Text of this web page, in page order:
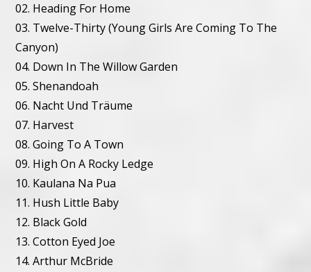
02. Heading For Home
03. Twelve-Thirty (Young Girls Are Coming To The
Canyon)
04. Down In The Willow Garden
05. Shenandoah
06. Nacht Und Träume
07. Harvest
08. Going To A Town
09. High On A Rocky Ledge
10. Kaulana Na Pua
11. Hush Little Baby
12. Black Gold
13. Cotton Eyed Joe
14. Arthur McBride